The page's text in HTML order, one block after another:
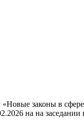
«Новые законы в
на на